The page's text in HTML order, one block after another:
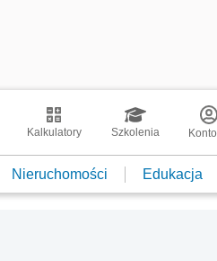
Kalkulatory Szkolenia Konto
Nieruchomości Edukacja